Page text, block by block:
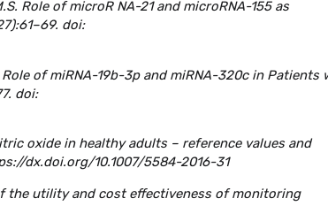
Role of microR NA-21 and microRNA-155 as
doi:
of miRNA-19b-3p and miRNA-320c in Patients
doi:
oxide in healthy adults – reference values and
dx.doi.org/10.1007/5584-2016-31
the utility and cost effectiveness of monitoring